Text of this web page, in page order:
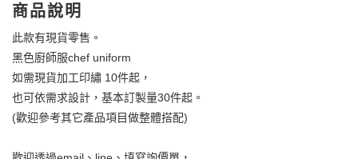
商品說明
此款有現貨零售。
黑色廚師服chef uniform
如需現貨加工印繡 10件起，
也可依需求設計，基本訂製量30件起。
(歡迎參考其它產品項目做整體搭配)